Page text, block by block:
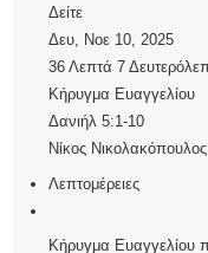
Δείτε
Δευ, Νοε 10, 2025
36 Λεπτά 7
Κήρυγμα Ευαγγελίου
Δανιήλ 5:1-10
Νίκος Νικολακόπουλος
Λεπτομέρειες
Κήρυγμα Ευαγγελίου